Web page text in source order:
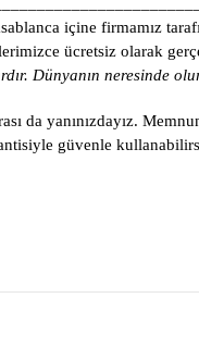
içine firmamız
ücretsiz olarak
Dünyanın neresinde
da yanınızdayız.
güvenle